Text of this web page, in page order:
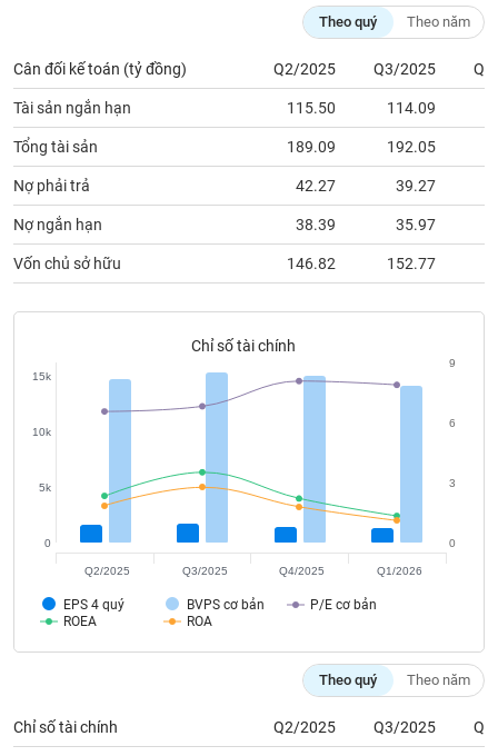
Theo quý Theo năm
Cân đối kế toán (tỷ đồng) Q2/2025 Q3/2025
Tài sản ngắn hạn 115.50 114.09
Tổng tài sản 189.09 192.05
Nợ phải trả 42.27 39.27
Nợ ngắn hạn 38.39 35.97
Vốn chủ sở hữu 146.82 152.77
Chỉ số tài chính
EPS 4 quý BVPS cơ bản
P/E cơ bản
ROEA
ROA
0
5k
10k
15k
0
3
6
9
Q2/2025 Q3/2025 Q4/2025 Q1/2026
Theo quý Theo năm
Chỉ số tài chính Q2/2025 Q3/2025
cụ
đầu
tư
Truyền
thông
tài
chính
tài